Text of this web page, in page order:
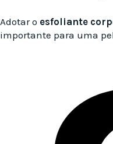
Adotar o esfoliante
importante para uma